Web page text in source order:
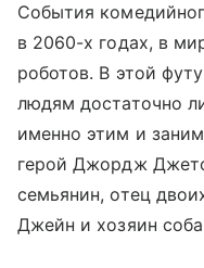
События
в 2060-х годах, в
роботов. В этой
людям достаточно
именно этим и
герой Джордж
семьянин, отец
Джейн и хозяин